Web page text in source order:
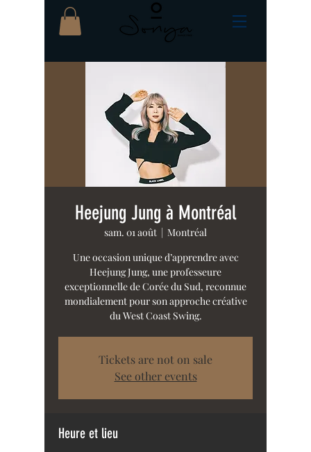
Heejung Jung à Montréal
sam. 01 août
  |
Montréal
Une occasion unique d’apprendre avec
Heejung Jung, une professeure
exceptionnelle de Corée du Sud, reconnue
mondialement pour son approche créative
du West Coast Swing.
Tickets are not on sale
See other events
Heure et lieu